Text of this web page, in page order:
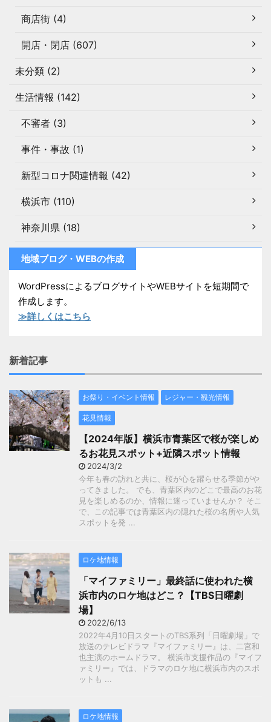
商店街 (4)
開店・閉店 (607)
未分類 (2)
生活情報 (142)
不審者 (3)
事件・事故 (1)
新型コロナ関連情報 (42)
横浜市 (110)
神奈川県 (18)
地域ブログ・WEBの作成
WordPressによるブログサイトやWEBサイトを短期間で
作成します。
≫詳しくはこちら
新着記事
お祭り・イベント情報 レジャー・観光情報
花見情報
【2024年版】横浜市青葉区で桜が楽しめ
るお花見スポット+近隣スポット情報
2024/3/2
今年も春の訪れと共に、桜が心を躍らせる季節がや
ってきました。 でも、青葉区内のどこで最高のお花
見を楽しめるのか、情報に迷っていませんか？ そこ
で、この記事では青葉区内の隠れた桜の名所や人気
スポットを発 ...
ロケ地情報
「マイファミリー」最終話に使われた横
浜市内のロケ地はどこ？【TBS日曜劇
場】
2022/6/13
2022年4月10日スタートのTBS系列「日曜劇場」で
放送のテレビドラマ『マイファミリー』は、二宮和
也主演のホームドラマ。 横浜市支援作品の『マイフ
ァミリー』では、ドラマのロケ地に横浜市内のスポ
ットも ...
ロケ地情報